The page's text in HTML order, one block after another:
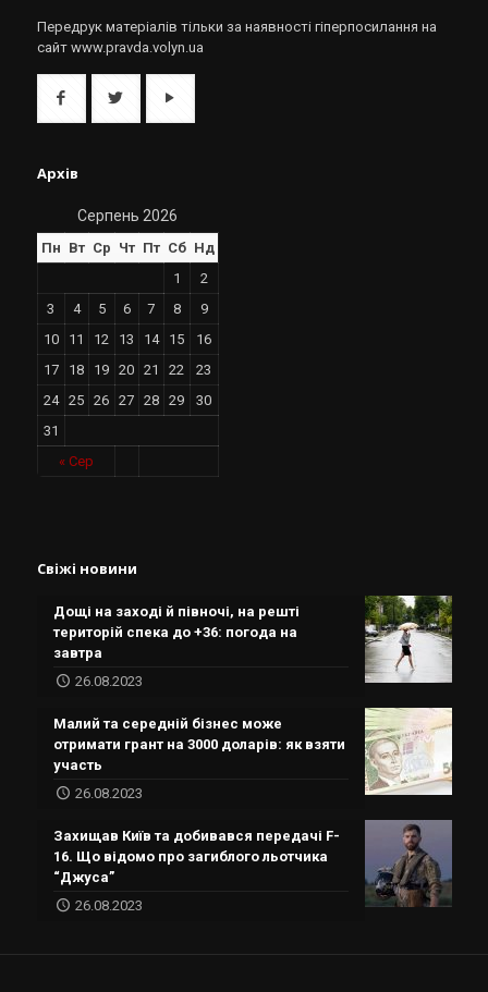
Передрук матеріалів тільки за наявності гіперпосилання на
сайт www.pravda.volyn.ua
Архів
Серпень 2026
Пн Вт Ср Чт Пт Сб Нд
« Сер
1
2
3
4 5 6 7 8
9
10
11 12 13 14 15
16
17
18 19 20 21 22
23
24
25 26 27 28 29
30
31
Свіжі новини
Дощі на заході й півночі, на решті
територій спека до +36: погода на
завтра
26.08.2023
Малий та середній бізнес може
отримати грант на 3000 доларів: як взяти
участь
26.08.2023
Захищав Київ та добивався передачі F-
16. Що відомо про загиблого льотчика
“Джуса”
26.08.2023